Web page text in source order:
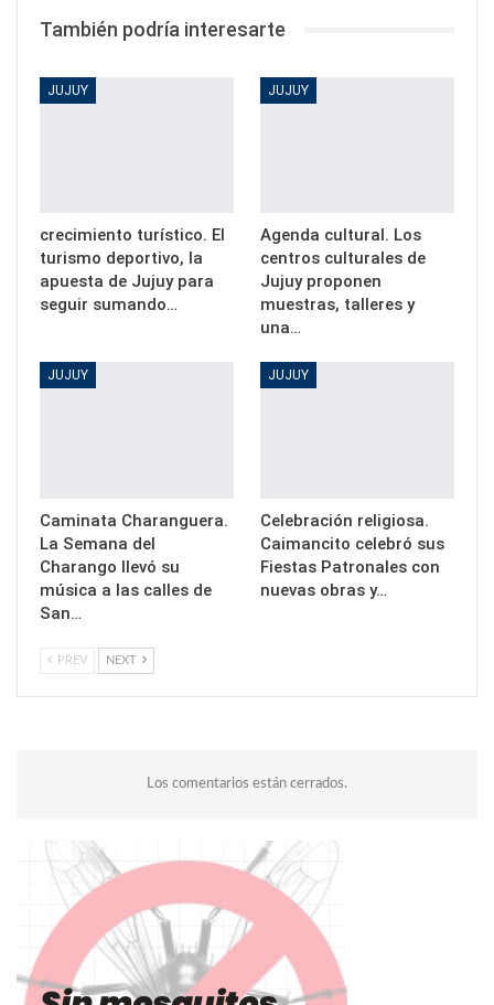
También podría interesarte
JUJUY
crecimiento turístico. El
turismo deportivo, la
apuesta de Jujuy para
seguir sumando…
JUJUY
Agenda cultural. Los
centros culturales de
Jujuy proponen
muestras, talleres y
una…
JUJUY
Caminata Charanguera.
La Semana del
Charango llevó su
música a las calles de
San…
JUJUY
Celebración religiosa.
Caimancito celebró sus
Fiestas Patronales con
nuevas obras y…
PREV NEXT
Los comentarios están cerrados.